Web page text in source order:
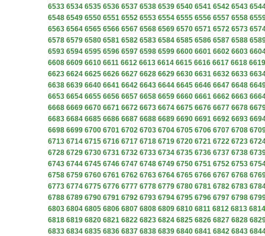
6533 6534 6535 6536 6537 6538 6539 6540 6541 6542 6543
6548 6549 6550 6551 6552 6553 6554 6555 6556 6557 6558
6563 6564 6565 6566 6567 6568 6569 6570 6571 6572 6573
6578 6579 6580 6581 6582 6583 6584 6585 6586 6587 6588
6593 6594 6595 6596 6597 6598 6599 6600 6601 6602 6603
6608 6609 6610 6611 6612 6613 6614 6615 6616 6617 6618 6619
6623 6624 6625 6626 6627 6628 6629 6630 6631 6632 6633
6638 6639 6640 6641 6642 6643 6644 6645 6646 6647 6648
6653 6654 6655 6656 6657 6658 6659 6660 6661 6662 6663
6668 6669 6670 6671 6672 6673 6674 6675 6676 6677 6678
6683 6684 6685 6686 6687 6688 6689 6690 6691 6692 6693
6698 6699 6700 6701 6702 6703 6704 6705 6706 6707 6708
6713 6714 6715 6716 6717 6718 6719 6720 6721 6722 6723
6728 6729 6730 6731 6732 6733 6734 6735 6736 6737 6738
6743 6744 6745 6746 6747 6748 6749 6750 6751 6752 6753
6758 6759 6760 6761 6762 6763 6764 6765 6766 6767 6768
6773 6774 6775 6776 6777 6778 6779 6780 6781 6782 6783
6788 6789 6790 6791 6792 6793 6794 6795 6796 6797 6798
6803 6804 6805 6806 6807 6808 6809 6810 6811 6812 6813 6814
6818 6819 6820 6821 6822 6823 6824 6825 6826 6827 6828
6833 6834 6835 6836 6837 6838 6839 6840 6841 6842 6843